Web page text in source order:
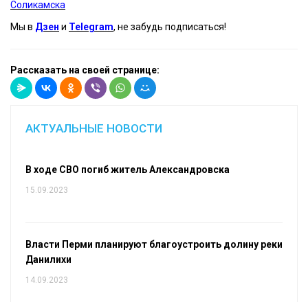
Соликамска
Мы в Дзен и Telegram, не забудь подписаться!
Рассказать на своей странице:
АКТУАЛЬНЫЕ НОВОСТИ
В ходе СВО погиб житель Александровска
15.09.2023
Власти Перми планируют благоустроить долину реки
Данилихи
14.09.2023